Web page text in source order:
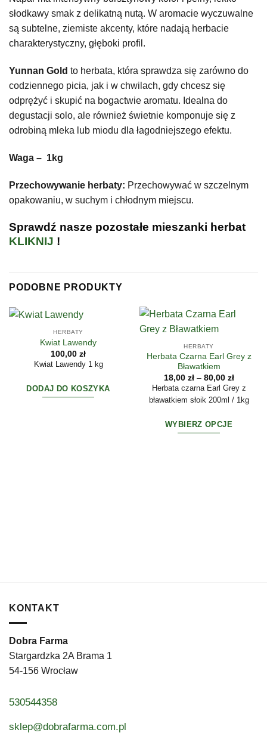
słodkawy smak z delikatną nutą. W aromacie wyczuwalne
są subtelne, ziemiste akcenty, które nadają herbacie
charakterystyczny, głęboki profil.
Yunnan Gold to herbata, która sprawdza się zarówno do
codziennego picia, jak i w chwilach, gdy chcesz się
odprężyć i skupić na bogactwie aromatu. Idealna do
degustacji solo, ale również świetnie komponuje się z
odrobiną mleka lub miodu dla łagodniejszego efektu.
Waga – 1kg
Przechowywanie herbaty: Przechowywać w szczelnym
opakowaniu, w suchym i chłodnym miejscu.
Sprawdź nasze pozostałe mieszanki herbat
KLIKNIJ !
PODOBNE PRODUKTY
HERBATY
Kwiat Lawendy
100,00 zł
Kwiat Lawendy 1 kg
DODAJ DO KOSZYKA
HERBATY
Herbata Czarna Earl Grey z
Bławatkiem
18,00 zł – 80,00 złZakres
cen:
od
18,00 zł
Herbata czarna Earl Grey z
bławatkiem słoik 200ml / 1kg
WYBIERZ OPCJE
KONTAKT
Dobra Farma
Stargardzka 2A Brama 1
54-156 Wrocław
530544358
sklep@dobrafarma.com.pl